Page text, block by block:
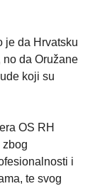
je da Hrvatsku
da Oružane
koji su
OS RH
i
te svog